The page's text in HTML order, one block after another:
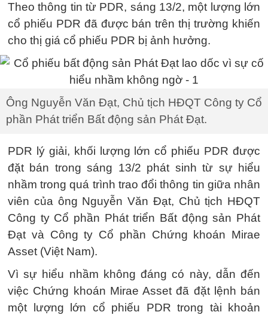
Theo thông tin từ PDR, sáng 13/2, một lượng lớn
cổ phiếu PDR đã được bán trên thị trường khiến
cho thị giá cổ phiếu PDR bị ảnh hưởng.
Ông Nguyễn Văn Đạt, Chủ tịch HĐQT Công ty Cổ
phần Phát triển Bất động sản Phát Đạt.
PDR lý giải, khối lượng lớn cổ phiếu PDR được
đặt bán trong sáng 13/2 phát sinh từ sự hiểu
nhầm trong quá trình trao đổi thông tin giữa nhân
viên của ông Nguyễn Văn Đạt, Chủ tịch HĐQT
Công ty Cổ phần Phát triển Bất động sản Phát
Đạt và Công ty Cổ phần Chứng khoán Mirae
Asset (Việt Nam).
Vì sự hiểu nhầm không đáng có này, dẫn đến
việc Chứng khoán Mirae Asset đã đặt lệnh bán
một lượng lớn cổ phiếu PDR trong tài khoản